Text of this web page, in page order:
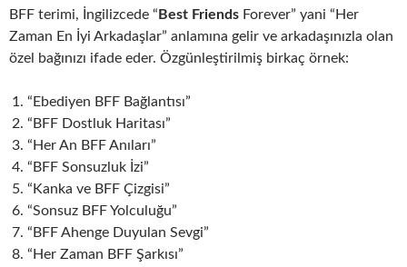
BFF terimi, İngilizcede “ Best Friends Forever” yani “Her
Zaman En İyi Arkadaşlar” anlamına gelir ve arkadaşınızla olan
özel bağınızı ifade eder. Özgünleştirilmiş birkaç örnek:
“Ebediyen BFF Bağlantısı”
“BFF Dostluk Haritası”
“Her An BFF Anıları”
“BFF Sonsuzluk İzi”
“Kanka ve BFF Çizgisi”
“Sonsuz BFF Yolculuğu”
“BFF Ahenge Duyulan Sevgi”
“Her Zaman BFF Şarkısı”